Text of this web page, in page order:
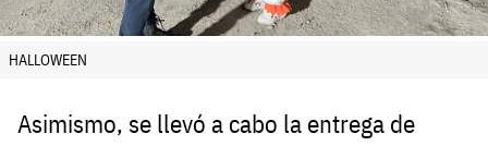
HALLOWEEN
Asimismo, se llevó a cabo la entrega de